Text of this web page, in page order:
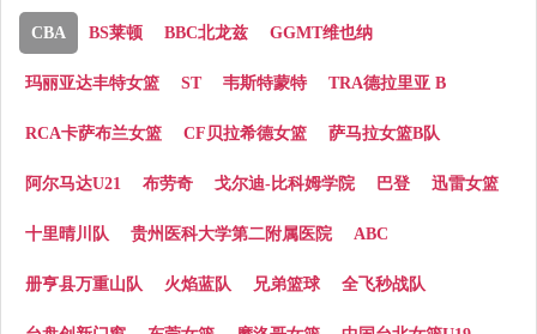
CBA BS莱顿 BBC北龙兹 GGMT维也纳
玛丽亚达丰特女篮 ST 韦斯特蒙特 TRA德拉里亚 B
RCA卡萨布兰女篮 CF贝拉希德女篮 萨马拉女篮B队
阿尔马达U21 布劳奇 戈尔迪-比科姆学院 巴登 迅雷女篮
十里晴川队 贵州医科大学第二附属医院 ABC
册亨县万重山队 火焰蓝队 兄弟篮球 全飞秒战队